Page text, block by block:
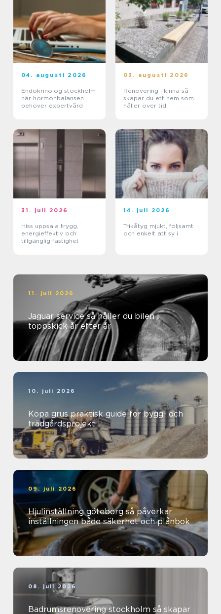
04. augusti 2026
Endokrinolog stockholm
när hormonbalansen
behöver expertvård
03. augusti 2026
Renovering i kinna så
skapar du ett hem som
håller över tid
31. juli 2026
Hiss uppsala trygg,
energieffektiv och
tillgänglig fastighet
14. juli 2026
Trikåtyg mjukt, följsamt
och enkelt att sy i
11. juli 2026
Jaguar service så håller du bilen i
toppskick år efter år
10. juli 2026
Köpa grus praktisk guide för bygg- och
trädgårdsprojekt
09. juli 2026
Hjulinställning göteborg så påverkar
inställningen både säkerhet och plånbok
08. juli 2026
Badrumsrenovering stockholm så skapar